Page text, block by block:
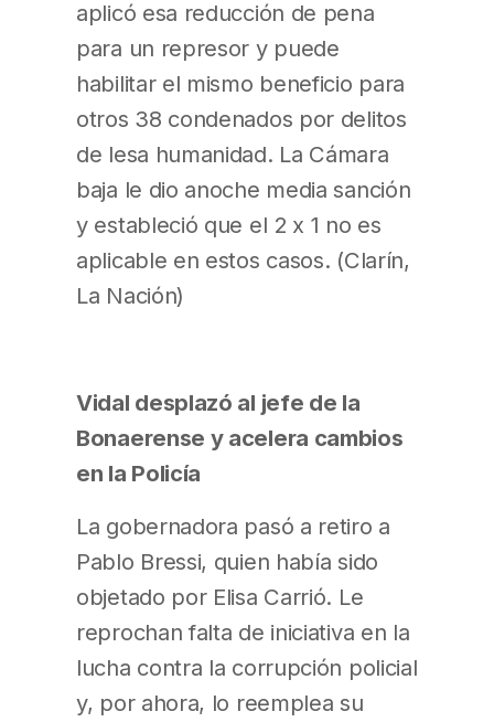
aplicó esa reducción de pena
para un represor y puede
habilitar el mismo beneficio para
otros 38 condenados por delitos
de lesa humanidad. La Cámara
baja le dio anoche media sanción
y estableció que el 2 x 1 no es
aplicable en estos casos. (Clarín,
La Nación)
Vidal desplazó al jefe de la
Bonaerense y acelera cambios
en la Policía
La gobernadora pasó a retiro a
Pablo Bressi, quien había sido
objetado por Elisa Carrió. Le
reprochan falta de iniciativa en la
lucha contra la corrupción policial
y, por ahora, lo reemplea su